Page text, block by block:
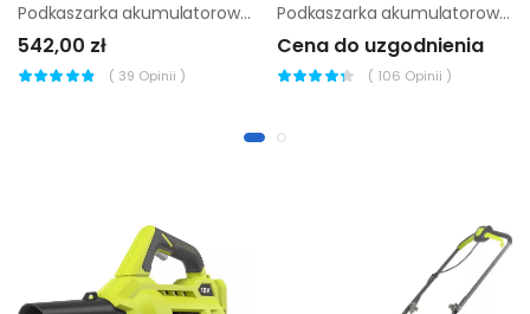
Podkaszarka akumulatorowa Gardena PowerCut Li-40/30
542,00 zł
( 39 Opinii )
Podkaszarka akumulatorowa Ryobi RY36LT33A-120 |
Cena do uzgodnienia
( 106 Opinii )